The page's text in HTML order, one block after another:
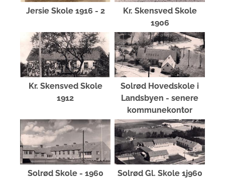
Jersie Skole 1916 - 2
Kr. Skensved Skole
1906
Kr. Skensved Skole
1912
Solrød Hovedskole i
Landsbyen - senere
kommunekontor
Solrød Skole - 1960
Solrød Gl. Skole 1j960